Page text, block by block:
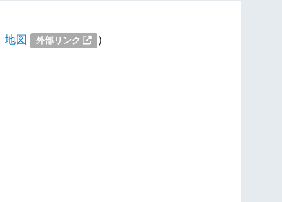
地図
）